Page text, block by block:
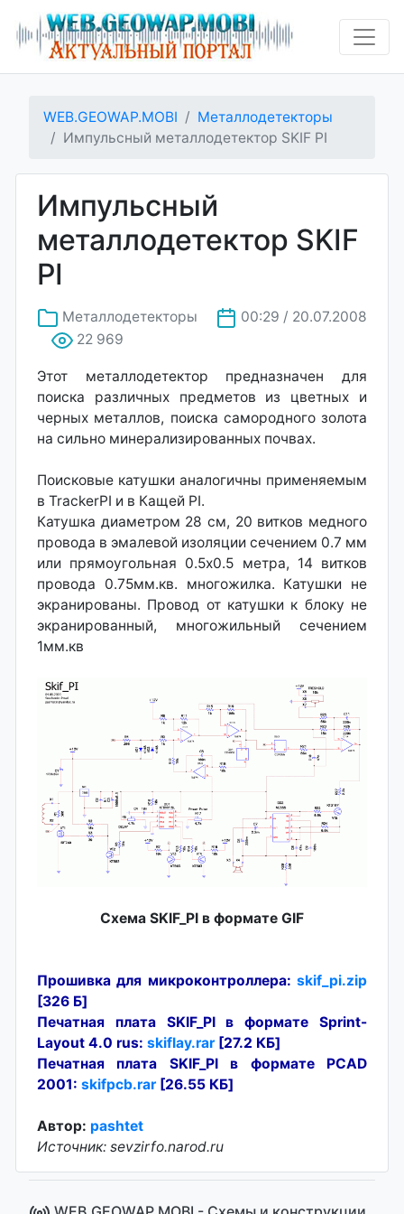
WEB.GEOWAP.MOBI
Металлодетекторы
Импульсный металлодетектор SKIF PI
Импульсный
металлодетектор SKIF
PI
Металлодетекторы
00:29 / 20.07.2008
22 969
Этот металлодетектор предназначен для
поиска различных предметов из цветных и
черных металлов, поиска самородного золота
на сильно минерализированных почвах.
Поисковые катушки аналогичны применяемым
в TrackerPI и в Кащей PI.
Катушка диаметром 28 см, 20 витков медного
провода в эмалевой изоляции сечением 0.7 мм
или прямоугольная 0.5х0.5 метра, 14 витков
провода 0.75мм.кв. многожилка. Катушки не
экранированы. Провод от катушки к блоку не
экранированный, многожильный сечением
1мм.кв
Схема SKIF_PI в формате GIF
Прошивка для микроконтроллера: skif_pi.zip
[326 Б]
Печатная плата SKIF_PI в формате Sprint-
Layout 4.0 rus: skiflay.rar [27.2 КБ]
Печатная плата SKIF_PI в формате PCAD
2001: skifpcb.rar [26.55 КБ]
Автор: pashtet
Источник: sevzirfo.narod.ru